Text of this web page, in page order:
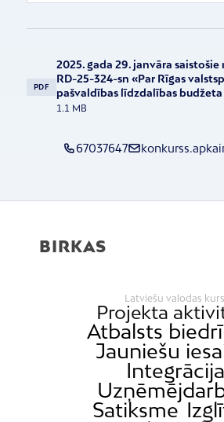
PDF
2025. gada 29. janvāra
RD-25-324-sn «Par Rīgas
pašvaldības līdzdalības
1.1 MB
67037647
BIRKAS
Latviešu valodas
Projekta
Atbalsts
Jauniešu
Integrācija
Satiksme